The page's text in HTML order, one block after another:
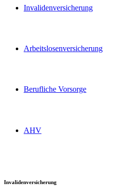
Invalidenversicherung
Arbeitslosenversicherung
Berufliche Vorsorge
AHV
Invalidenversicherung